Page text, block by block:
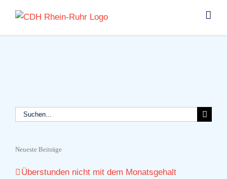
Inhalt
springen
Suche
Neueste Beiträge
Überstunden nicht mit dem Monatsgehalt